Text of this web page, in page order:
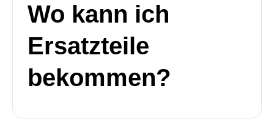
Wo kann ich
Ersatzteile
bekommen?